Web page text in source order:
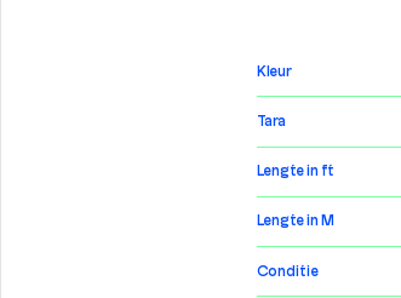
Kleur
Tara
Lengte in ft
Lengte in M
Conditie